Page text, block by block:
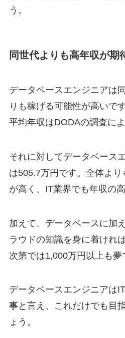
う。
同世代よりも高年収が期
データベースエンジニアは
りも稼げる可能性が高いで
平均年収はDODAの調査に
それに対してデータベース
は505.7万円です。全体よ
が高く、IT業界でも年収の
加えて、データベースに加
ラウドの知識を身に着けれ
次第では1,000万円以上も夢
データベースエンジニアは
事と言え、これだけでも目
ょう。